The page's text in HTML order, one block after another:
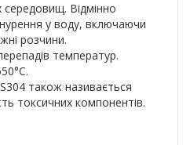
середовищ. Відмінно
у воду, включаючи
розчини.
температур.
також називається
токсичних компонентів.